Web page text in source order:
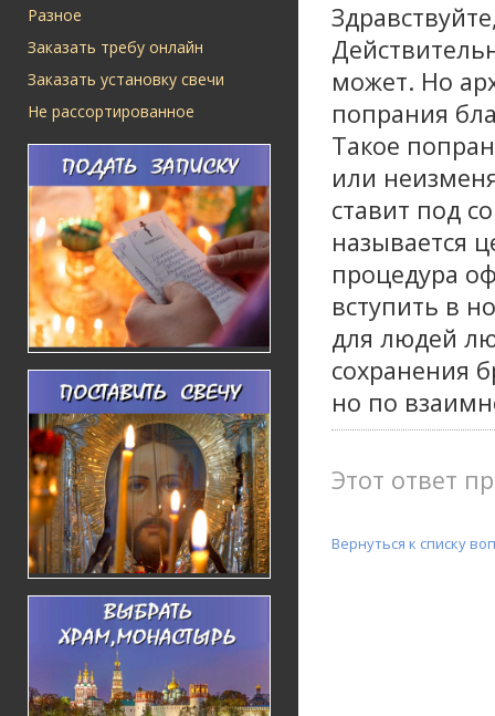
Разное
Заказать требу онлайн
Заказать установку свечи
Не рассортированное
может. Но
попрания
Такое
или
ставит под
называется
процедура
вступить в
для людей
сохранения
но по
Этот ответ
Вернуться к списку